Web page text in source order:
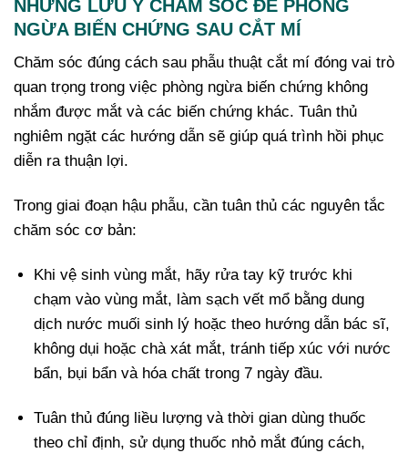
NHỮNG LƯU Ý CHĂM SÓC ĐỂ PHÒNG
NGỪA BIẾN CHỨNG SAU CẮT MÍ
Chăm sóc đúng cách sau phẫu thuật cắt mí đóng vai trò
quan trọng trong việc phòng ngừa biến chứng không
nhắm được mắt và các biến chứng khác. Tuân thủ
nghiêm ngặt các hướng dẫn sẽ giúp quá trình hồi phục
diễn ra thuận lợi.
Trong giai đoạn hậu phẫu, cần tuân thủ các nguyên tắc
chăm sóc cơ bản:
Khi vệ sinh vùng mắt, hãy rửa tay kỹ trước khi
chạm vào vùng mắt, làm sạch vết mổ bằng dung
dịch nước muối sinh lý hoặc theo hướng dẫn bác sĩ,
không dụi hoặc chà xát mắt, tránh tiếp xúc với nước
bẩn, bụi bẩn và hóa chất trong 7 ngày đầu.
Tuân thủ đúng liều lượng và thời gian dùng thuốc
theo chỉ định, sử dụng thuốc nhỏ mắt đúng cách,